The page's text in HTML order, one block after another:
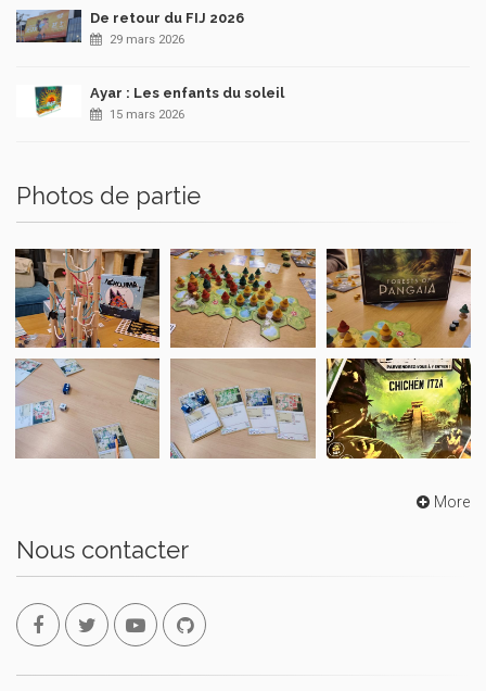
De retour du FIJ 2026
29 mars 2026
Ayar : Les enfants du soleil
15 mars 2026
Photos de partie
More
Nous contacter